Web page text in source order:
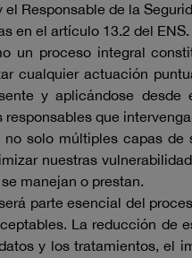
Responsable de la
en el artículo 13.2 del ENS.
un proceso integral
cualquier actuación
y aplicándose
que
solo múltiples capas
nuestras
manejan o prestan.
parte esencial del
La reducción de
y los tratamientos, el